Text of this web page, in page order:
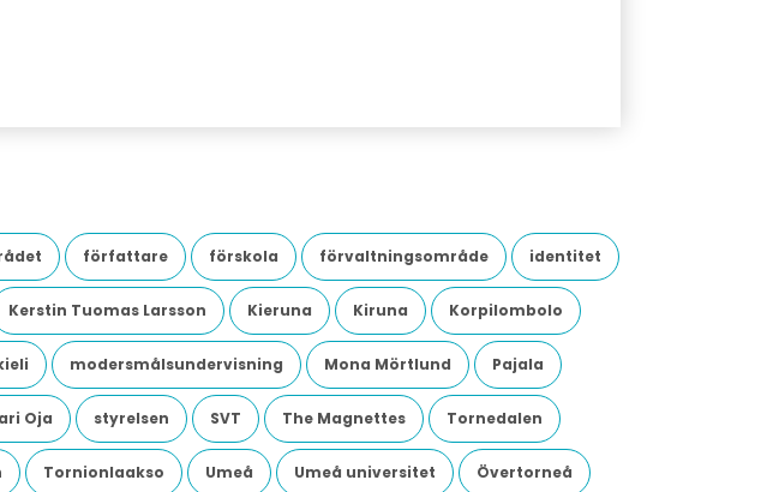
författare förskola förvaltningsområde identitet
Kerstin Tuomas Larsson Kieruna Kiruna Korpilombolo
modersmålsundervisning Mona Mörtlund Pajala
Oja styrelsen SVT The Magnettes Tornedalen
Tornionlaakso Umeå Umeå universitet Övertorneå